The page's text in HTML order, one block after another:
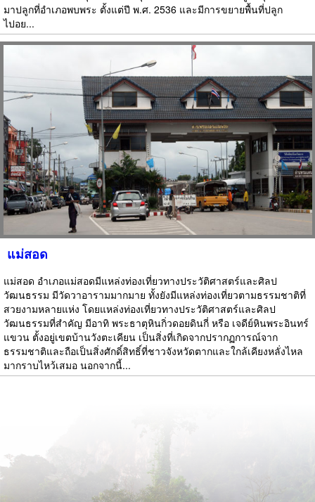
มาปลูกที่อำเภอพบพระ ตั้งแต่ปี พ.ศ. 2536 และมีการขยายพื้นที่ปลูก
ไปอย...
แม่สอด
แม่สอด อำเภอแม่สอดมีแหล่งท่องเที่ยวทางประวัติศาสตร์และศิลป
วัฒนธรรม มีวัดวาอารามมากมาย ทั้งยังมีแหล่งท่องเที่ยวตามธรรมชาติที่
สวยงามหลายแห่ง โดยแหล่งท่องเที่ยวทางประวัติศาสตร์และศิลป
วัฒนธรรมที่สำคัญ มีอาทิ พระธาตุหินกิ่วดอยดินกี่ หรือ เจดีย์หินพระอินทร์
แขวน ตั้งอยู่เขตบ้านวังตะเคียน เป็นสิ่งที่เกิดจากปรากฏการณ์จาก
ธรรมชาติและถือเป็นสิ่งศักดิ์สิทธิ์ที่ชาวจังหวัดตากและใกล้เคียงหลั่งไหล
มากราบไหว้เสมอ นอกจากนี้...